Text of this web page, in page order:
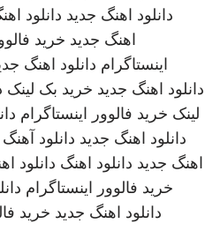
دانلود اهنگ جدید دانلود
اهنگ جدید خرید
اینستاگرام دانلود اهنگ
دانلود اهنگ جدید خرید بک لینک
لینک خرید فالوور اینستاگرام
دانلود اهنگ جدید دانلود
اهنگ جدید دانلود اهنگ دانلود
خرید فالوور اینستاگرام
دانلود اهنگ جدید خرید